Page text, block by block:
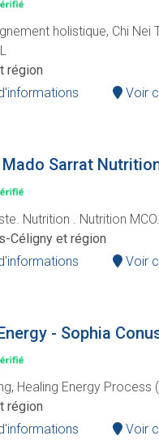
holistique, Chi Nei
région
Voir
Sarrat
Nutrition . Nutrition
Céligny et région
Voir
- Sophia
Healing Energy
région
Voir